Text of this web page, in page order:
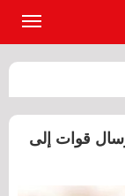
قوات إلى